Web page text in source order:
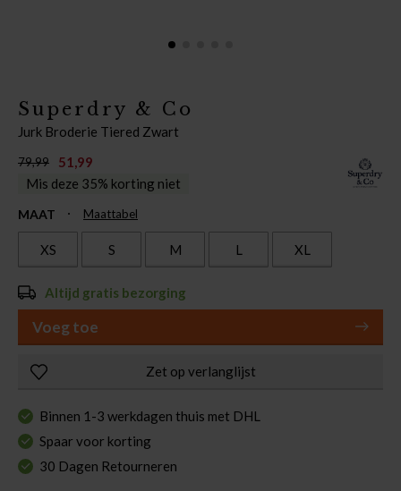
Superdry & Co
Jurk Broderie Tiered Zwart
79,99
51,99
Mis deze 35% korting niet
MAAT Maattabel
XS S M L XL
Altijd gratis bezorging
Voeg toe
Zet op verlanglijst
Binnen 1-3 werkdagen thuis met DHL
Spaar voor korting
30 Dagen Retourneren